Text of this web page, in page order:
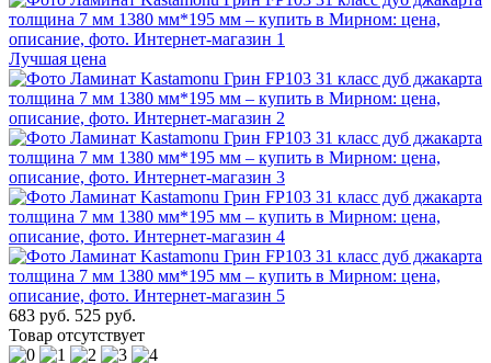
Лучшая цена
683 руб. 525 руб.
Товар отсутствует